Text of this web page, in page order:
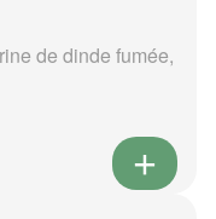
de dinde fumée,